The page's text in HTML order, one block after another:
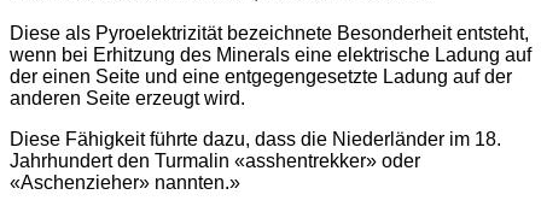
Diese als Pyroelektrizität bezeichnete Besonderheit entsteht,
wenn bei Erhitzung des Minerals eine elektrische Ladung auf
der einen Seite und eine entgegengesetzte Ladung auf der
anderen Seite erzeugt wird.
Diese Fähigkeit führte dazu, dass die Niederländer im 18.
Jahrhundert den Turmalin «asshentrekker» oder
«Aschenzieher» nannten.»